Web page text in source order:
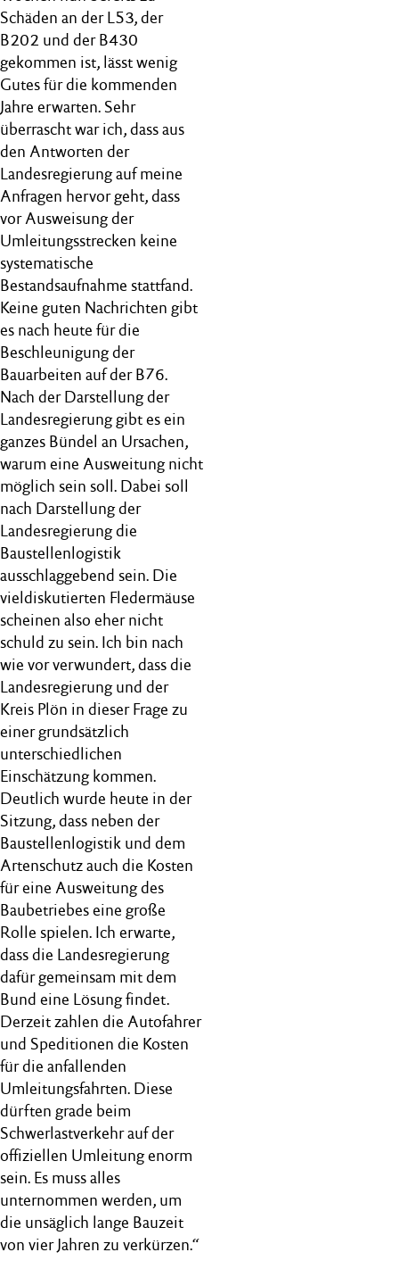
Schäden an der L53, der
B202 und der B430
gekommen ist, lässt wenig
Gutes für die kommenden
Jahre erwarten. Sehr
überrascht war ich, dass aus
den Antworten der
Landesregierung auf meine
Anfragen hervor geht, dass
vor Ausweisung der
Umleitungsstrecken keine
systematische
Bestandsaufnahme stattfand.
Keine guten Nachrichten gibt
es nach heute für die
Beschleunigung der
Bauarbeiten auf der B76.
Nach der Darstellung der
Landesregierung gibt es ein
ganzes Bündel an Ursachen,
warum eine Ausweitung nicht
möglich sein soll. Dabei soll
nach Darstellung der
Landesregierung die
Baustellenlogistik
ausschlaggebend sein. Die
vieldiskutierten Fledermäuse
scheinen also eher nicht
schuld zu sein. Ich bin nach
wie vor verwundert, dass die
Landesregierung und der
Kreis Plön in dieser Frage zu
einer grundsätzlich
unterschiedlichen
Einschätzung kommen.
Deutlich wurde heute in der
Sitzung, dass neben der
Baustellenlogistik und dem
Artenschutz auch die Kosten
für eine Ausweitung des
Baubetriebes eine große
Rolle spielen. Ich erwarte,
dass die Landesregierung
dafür gemeinsam mit dem
Bund eine Lösung findet.
Derzeit zahlen die Autofahrer
und Speditionen die Kosten
für die anfallenden
Umleitungsfahrten. Diese
dürften grade beim
Schwerlastverkehr auf der
offiziellen Umleitung enorm
sein. Es muss alles
unternommen werden, um
die unsäglich lange Bauzeit
von vier Jahren zu verkürzen.“